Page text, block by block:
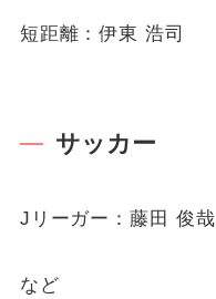
短距離：伊東 浩司
サッカー
Jリーガー：藤田 俊哉
など